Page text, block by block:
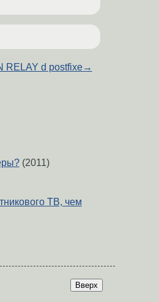
RELAY d postfixe→
(2011)
ТВ, чем
Вверх